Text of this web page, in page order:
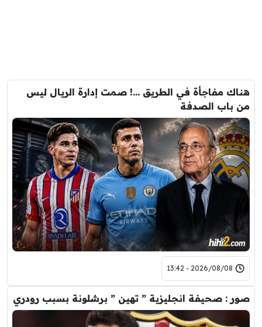
هناك مفاجأة في الطريق …! صمت إدارة الريال ليس
من باب الصدفة
2026/08/08 - 13:42
صور : صحيفة انجليزية ” تهين ” برشلونة بسبب رودري